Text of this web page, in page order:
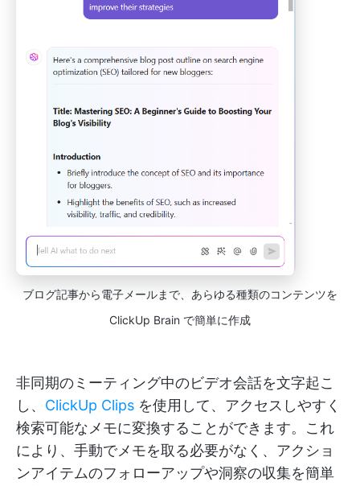
ブログ記事から電子メールまで、あらゆる種類のコンテンツを
ClickUp Brain で簡単に作成
非同期のミーティング中のビデオ会話を文字起こ
し、 ClickUp Clips を使用して、アクセスしやすく
検索可能なメモに変換することができます。これ
により、手動でメモを取る必要がなく、アクショ
ンアイテムのフォローアップや洞察の収集を簡単